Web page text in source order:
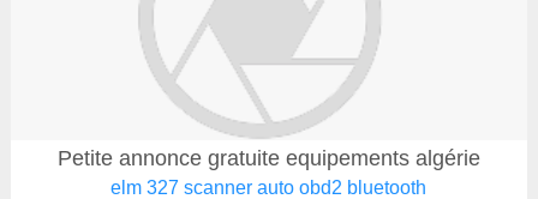
Petite annonce gratuite equipements algérie
elm 327 scanner auto obd2 bluetooth